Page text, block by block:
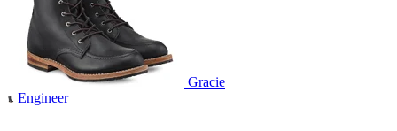
Gracie
Engineer